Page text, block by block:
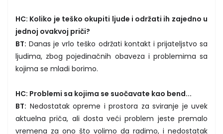
HC: Koliko je teško okupiti ljude i održati ih zajedno u
jednoj ovakvoj priči?
BT: Danas je vrlo teško održati kontakt i prijateljstvo sa
ljudima, zbog pojedinačnih obaveza i problemima sa
kojima se mladi borimo.
HC: Problemi sa kojima se suočavate kao bend...
BT: Nedostatak opreme i prostora za sviranje je uvek
aktuelna priča, ali dosta veći problem jeste premalo
vremena za ono što volimo da radimo, i nedostatak